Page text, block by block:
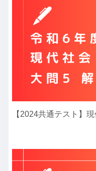
【2024共通テスト】